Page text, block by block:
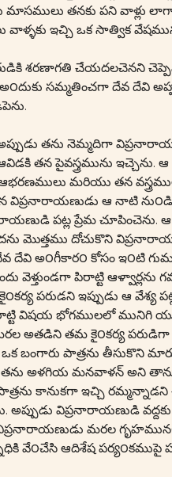
మాసములు తనకు పని వాళ్లు
ఇచ్చి ఒక సాత్విక
శరణాగతి చేయదలచెనని
అ౦దుకు సమ్మతించగా దేవ దేవి
తను నెమ్మదిగా
తన పైవస్త్రమును ఇచ్చెను.
మరియు తన
విప్రనారాయణుడు ఆ నాటి
పట్ల ప్రేమ చూపించెను. ఆ
మొత్తము దోచుకొని
అ౦గీకార౦ కోసం ఇ౦టి
పిరాట్టి ఆళ్వార్లను
పరుడని ఇప్పుడు ఆ వేశ్య
విషయ భోగములలో మునిగి
అతడిని తమ కై౦కర్య పరుడిగా
ఒక బంగారు పాత్రను తీసుకొని
తను అళగియ మనవాళన్ అని
కానుకగా ఇచ్చి రమ్మన్నాడని
విప్రనారాయణుడి వద్దకు
మరల
ఆదిశేష పర్య౦కముపై